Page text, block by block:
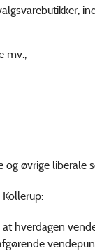
mv.,
og øvrige liberale
hverdagen